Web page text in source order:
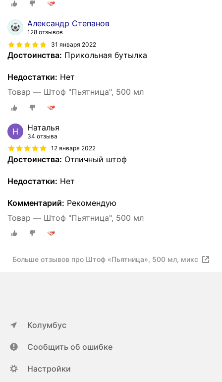
Александр Степанов
128 отзывов
31 января 2022
Достоинства: Прикольная бутылка
Недостатки: Нет
Товар — Штоф "Пьятница", 500 мл
Наталья
34 отзыва
12 января 2022
Достоинства: Отличный штоф
Недостатки: Нет
Комментарий: Рекомендую
Товар — Штоф "Пьятница", 500 мл
Больше отзывов про Штоф «Пьятница», 500 мл, микс
Колумбус
Сообщить об ошибке
Настройки